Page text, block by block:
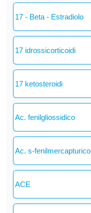
17 - Beta - Estradiolo
17 idrossicorticoidi
17 ketosteroidi
Ac. fenilgliossidico
Ac. s-fenilmercapturico
ACE